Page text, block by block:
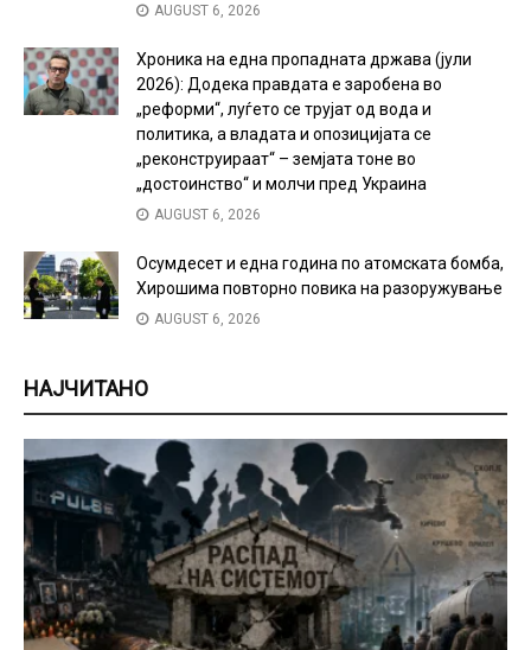
AUGUST 6, 2026
Хроника на една пропадната држава (јули
2026): Додека правдата е заробена во
„реформи“, луѓето се трујат од вода и
политика, а владата и опозицијата се
„реконструираат“ – земјата тоне во
„достоинство“ и молчи пред Украина
AUGUST 6, 2026
Осумдесет и една година по атомската бомба,
Хирошима повторно повика на разоружување
AUGUST 6, 2026
НАЈЧИТАНО